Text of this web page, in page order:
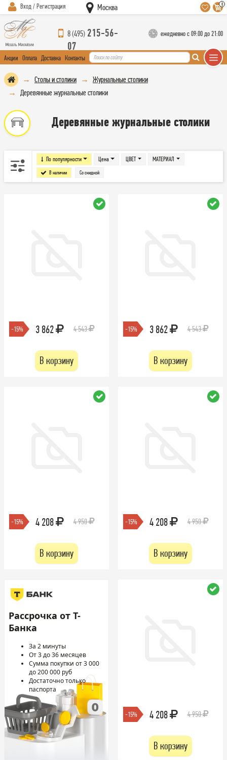
Вход / Регистрация Москва 0
8 (495) 215-56-
07
ежедневно с 09:00 до 21:00
Акции Оплата Доставка Контакты
Столы и столики
Журнальные столики
Деревянные журнальные столики
Деревянные журнальные столики
По популярности Цена
В наличии Со скидкой
ЦВЕТ МАТЕРИАЛ
-15% 3 862 4 543
В корзину
-15% 3 862 4 543
В корзину
-15% 4 208 4 950
В корзину
-15% 4 208 4 950
В корзину
Рассрочка от Т-
Банка
За 2 минуты
От 3 до 36 месяцев
Сумма покупки от 3 000
до 200 000 руб
Достаточно только
паспорта
-15% 4 208 4 950
В корзину